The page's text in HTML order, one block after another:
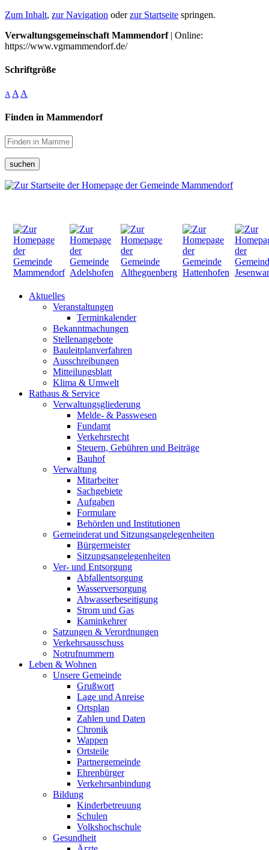
Zum Inhalt, zur Navigation oderzur Startseite springen.
Verwaltungsgemeinschaft Mammendorf| Online:
https://www.vgmammendorf.de/
Schriftgröße
A A A
Finden in Mammendorf
suchen
Aktuelles
Veranstaltungen
Terminkalender
Bekanntmachungen
Stellenangebote
Bauleitplanverfahren
Ausschreibungen
Mitteilungsblatt
Klima & Umwelt
Rathaus & Service
Verwaltungsgliederung
Melde- & Passwesen
Fundamt
Verkehrsrecht
Steuern, Gebühren und Beiträge
Bauhof
Verwaltung
Mitarbeiter
Sachgebiete
Aufgaben
Formulare
Behörden und Institutionen
Gemeinderat und Sitzungsangelegenheiten
Bürgermeister
Sitzungsangelegenheiten
Ver- und Entsorgung
Abfallentsorgung
Wasserversorgung
Abwasserbeseitigung
Strom und Gas
Kaminkehrer
Satzungen & Verordnungen
Verkehrsausschuss
Notrufnummern
Leben & Wohnen
Unsere Gemeinde
Grußwort
Lage und Anreise
Ortsplan
Zahlen und Daten
Chronik
Wappen
Ortsteile
Partnergemeinde
Ehrenbürger
Verkehrsanbindung
Bildung
Kinderbetreuung
Schulen
Volkshochschule
Gesundheit